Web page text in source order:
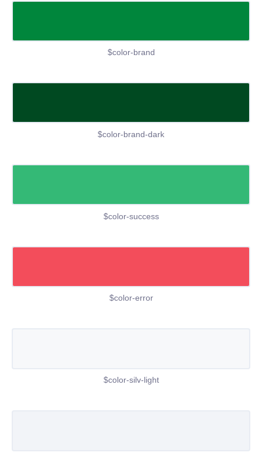
$color-brand
$color-brand-dark
$color-success
$color-error
$color-silv-light